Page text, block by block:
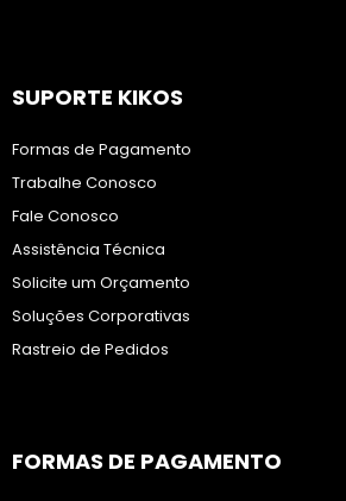
SUPORTE KIKOS
Formas de Pagamento
Trabalhe Conosco
Fale Conosco
Assistência Técnica
Solicite um Orçamento
Soluções Corporativas
Rastreio de Pedidos
FORMAS DE PAGAMENTO